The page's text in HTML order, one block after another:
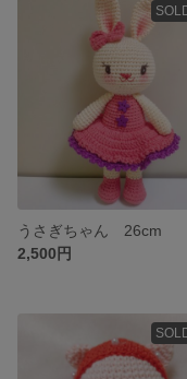
うさぎちゃん 26cm
2,500円